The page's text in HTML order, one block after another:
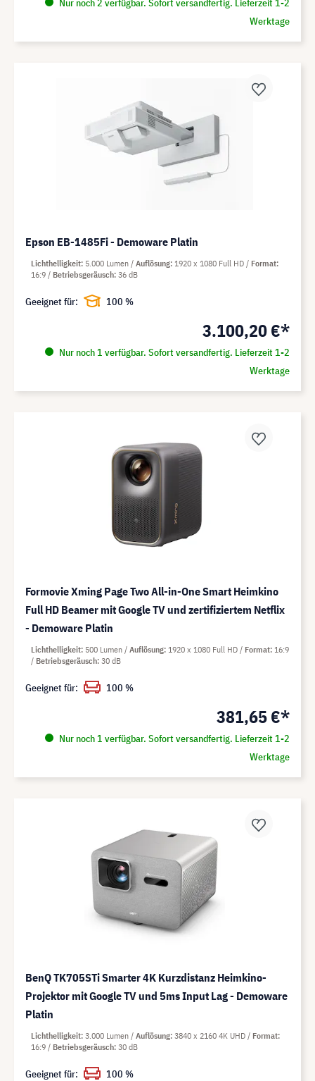
Werktage
Epson EB-1485Fi - Demoware Platin
3.100,20 €*
Nur noch 1 verfügbar. Sofort versandfertig. Lieferzeit 1-2
Werktage
Lichthelligkeit 5.000 Lumen Auflösung 1920 x 1080 Full HD
Format
16:9
Betriebsgeräusch 36 dB
Geeignet für: 100 %
Formovie Xming Page Two All-in-One Smart Heimkino
Full HD Beamer mit Google TV und zertifiziertem Netflix
- Demoware Platin
381,65 €*
Nur noch 1 verfügbar. Sofort versandfertig. Lieferzeit 1-2
Werktage
Lichthelligkeit 500 Lumen Auflösung 1920 x 1080 Full HD Format 16:9
Betriebsgeräusch 30 dB
Geeignet für: 100 %
BenQ TK705STi Smarter 4K Kurzdistanz Heimkino-
Projektor mit Google TV und 5ms Input Lag - Demoware
Platin
Lichthelligkeit 3.000 Lumen Auflösung 3840 x 2160 4K UHD
Format
16:9
Betriebsgeräusch 30 dB
Geeignet für: 100 %